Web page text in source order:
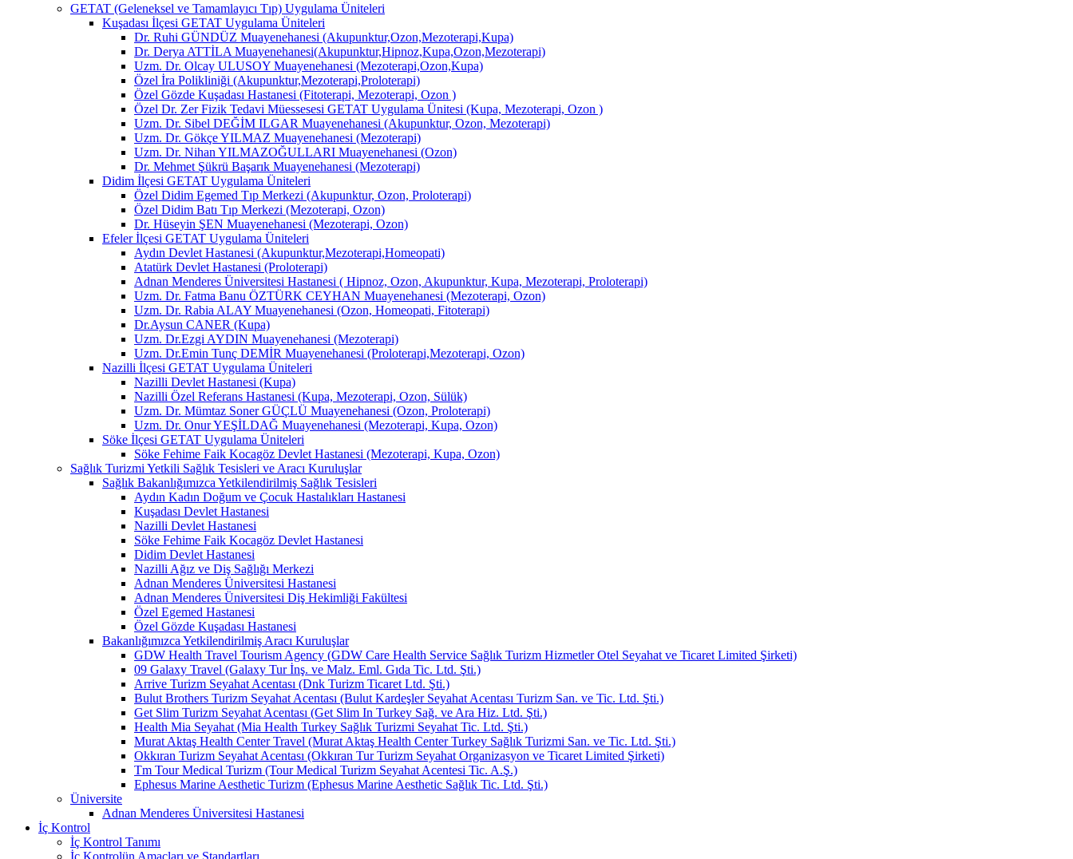
GETAT (Geleneksel ve Tamamlayıcı Tıp) Uygulama Üniteleri
Kuşadası İlçesi GETAT Uygulama Üniteleri
Dr. Ruhi GÜNDÜZ Muayenehanesi (Akupunktur,Ozon,Mezoterapi,Kupa)
Dr. Derya ATTİLA Muayenehanesi(Akupunktur,Hipnoz,Kupa,Ozon,Mezoterapi)
Uzm. Dr. Olcay ULUSOY Muayenehanesi (Mezoterapi,Ozon,Kupa)
Özel İra Polikliniği (Akupunktur,Mezoterapi,Proloterapi)
Özel Gözde Kuşadası Hastanesi (Fitoterapi, Mezoterapi, Ozon )
Özel Dr. Zer Fizik Tedavi Müessesesi GETAT Uygulama Ünitesi (Kupa, Mezoterapi, Ozon )
Uzm. Dr. Sibel DEĞİM ILGAR Muayenehanesi (Akupunktur, Ozon, Mezoterapi)
Uzm. Dr. Gökçe YILMAZ Muayenehanesi (Mezoterapi)
Uzm. Dr. Nihan YILMAZOĞULLARI Muayenehanesi (Ozon)
Dr. Mehmet Şükrü Başarık Muayenehanesi (Mezoterapi)
Didim İlçesi GETAT Uygulama Üniteleri
Özel Didim Egemed Tıp Merkezi (Akupunktur, Ozon, Proloterapi)
Özel Didim Batı Tıp Merkezi (Mezoterapi, Ozon)
Dr. Hüseyin ŞEN Muayenehanesi (Mezoterapi, Ozon)
Efeler İlçesi GETAT Uygulama Üniteleri
Aydın Devlet Hastanesi (Akupunktur,Mezoterapi,Homeopati)
Atatürk Devlet Hastanesi (Proloterapi)
Adnan Menderes Üniversitesi Hastanesi ( Hipnoz, Ozon, Akupunktur, Kupa, Mezoterapi, Proloterapi)
Uzm. Dr. Fatma Banu ÖZTÜRK CEYHAN Muayenehanesi (Mezoterapi, Ozon)
Uzm. Dr. Rabia ALAY Muayenehanesi (Ozon, Homeopati, Fitoterapi)
Dr.Aysun CANER (Kupa)
Uzm. Dr.Ezgi AYDIN Muayenehanesi (Mezoterapi)
Uzm. Dr.Emin Tunç DEMİR Muayenehanesi (Proloterapi,Mezoterapi, Ozon)
Nazilli İlçesi GETAT Uygulama Üniteleri
Nazilli Devlet Hastanesi (Kupa)
Nazilli Özel Referans Hastanesi (Kupa, Mezoterapi, Ozon, Sülük)
Uzm. Dr. Mümtaz Soner GÜÇLÜ Muayenehanesi (Ozon, Proloterapi)
Uzm. Dr. Onur YEŞİLDAĞ Muayenehanesi (Mezoterapi, Kupa, Ozon)
Söke İlçesi GETAT Uygulama Üniteleri
Söke Fehime Faik Kocagöz Devlet Hastanesi (Mezoterapi, Kupa, Ozon)
Sağlık Turizmi Yetkili Sağlık Tesisleri ve Aracı Kuruluşlar
Sağlık Bakanlığımızca Yetkilendirilmiş Sağlık Tesisleri
Aydın Kadın Doğum ve Çocuk Hastalıkları Hastanesi
Kuşadası Devlet Hastanesi
Nazilli Devlet Hastanesi
Söke Fehime Faik Kocagöz Devlet Hastanesi
Didim Devlet Hastanesi
Nazilli Ağız ve Diş Sağlığı Merkezi
Adnan Menderes Üniversitesi Hastanesi
Adnan Menderes Üniversitesi Diş Hekimliği Fakültesi
Özel Egemed Hastanesi
Özel Gözde Kuşadası Hastanesi
Bakanlığımızca Yetkilendirilmiş Aracı Kuruluşlar
GDW Health Travel Tourism Agency (GDW Care Health Service Sağlık Turizm Hizmetler Otel Seyahat ve Ticaret Limited Şirketi)
09 Galaxy Travel (Galaxy Tur İnş. ve Malz. Eml. Gıda Tic. Ltd. Şti.)
Arrive Turizm Seyahat Acentası (Dnk Turizm Ticaret Ltd. Şti.)
Bulut Brothers Turizm Seyahat Acentası (Bulut Kardeşler Seyahat Acentası Turizm San. ve Tic. Ltd. Şti.)
Get Slim Turizm Seyahat Acentası (Get Slim In Turkey Sağ. ve Ara Hiz. Ltd. Şti.)
Health Mia Seyahat (Mia Health Turkey Sağlık Turizmi Seyahat Tic. Ltd. Şti.)
Murat Aktaş Health Center Travel (Murat Aktaş Health Center Turkey Sağlık Turizmi San. ve Tic. Ltd. Şti.)
Okkıran Turizm Seyahat Acentası (Okkıran Tur Turizm Seyahat Organizasyon ve Ticaret Limited Şirketi)
Tm Tour Medical Turizm (Tour Medical Turizm Seyahat Acentesi Tic. A.Ş.)
Ephesus Marine Aesthetic Turizm (Ephesus Marine Aesthetic Sağlık Tic. Ltd. Şti.)
Üniversite
Adnan Menderes Üniversitesi Hastanesi
İç Kontrol
İç Kontrol Tanımı
İç Kontrolün Amaçları ve Standartları